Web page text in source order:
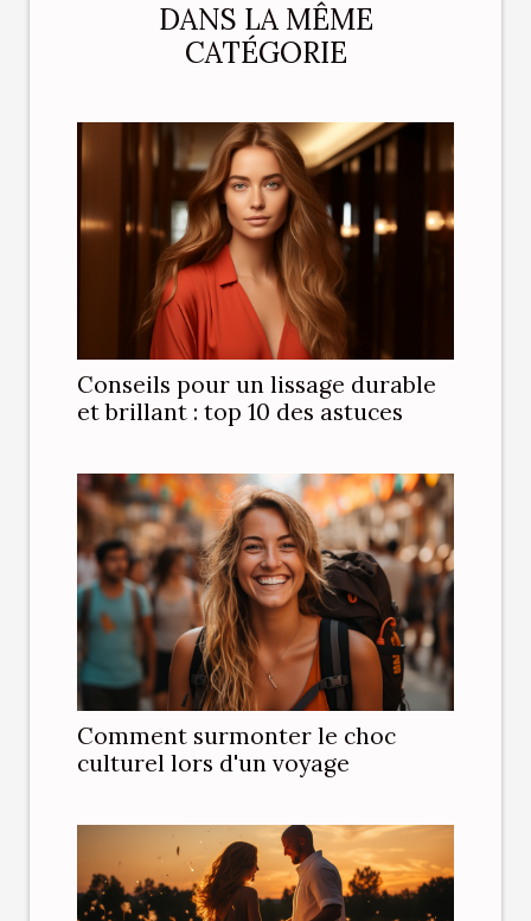
DANS LA MÊME
CATÉGORIE
Conseils pour un lissage durable
et brillant : top 10 des astuces
Comment surmonter le choc
culturel lors d'un voyage